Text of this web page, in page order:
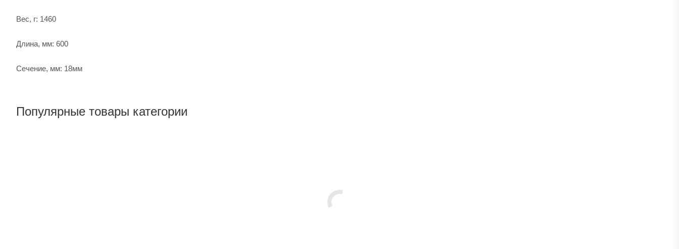
Вес, г: 1460
Длина, мм: 600
Сечение, мм: 18мм
Популярные товары категории